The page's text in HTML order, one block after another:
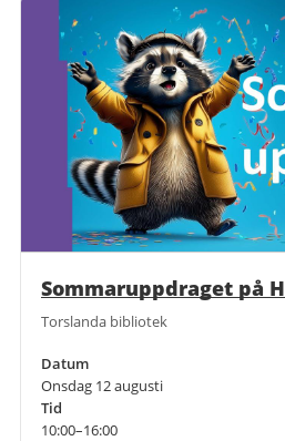
Sommaruppdraget på
Torslanda bibliotek
Datum
Onsdag 12 augusti
Tid
10:00–16:00